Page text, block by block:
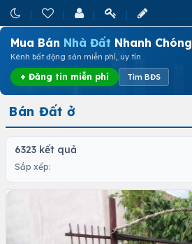
Mua Bán Nhà Đất Nhanh Chóng
Kênh bất động sản miễn phí, uy tín
+ Đăng tin miễn phí Tìm BĐS
Bán Đất ở
6323 kết quả
Sắp xếp: